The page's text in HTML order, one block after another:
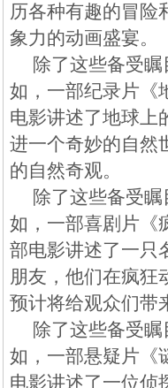
历各种有趣的冒险
象力的动画盛宴。
除了这些备受
如，一部纪录片《
电影讲述了地球上
进一个奇妙的自然
的自然奇观。
除了这些备受
如，一部喜剧片《
部电影讲述了一只
朋友，他们在疯狂
预计将给观众们带
除了这些备受
如，一部悬疑片《
电影讲述了一位侦